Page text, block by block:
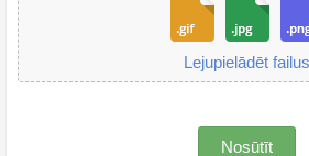
Lejupielādēt failus
Nosūtīt